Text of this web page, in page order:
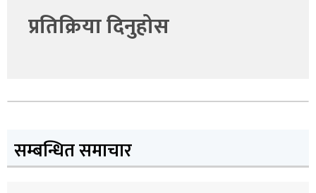
प्रतिक्रिया दिनुहोस
सम्बन्धित समाचार